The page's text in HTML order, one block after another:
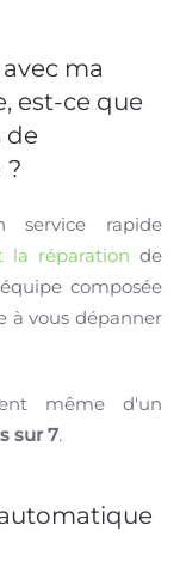
ma
est-ce que
de
?
service rapide
la réparation de
composée
à vous dépanner
même d'un
sur 7.